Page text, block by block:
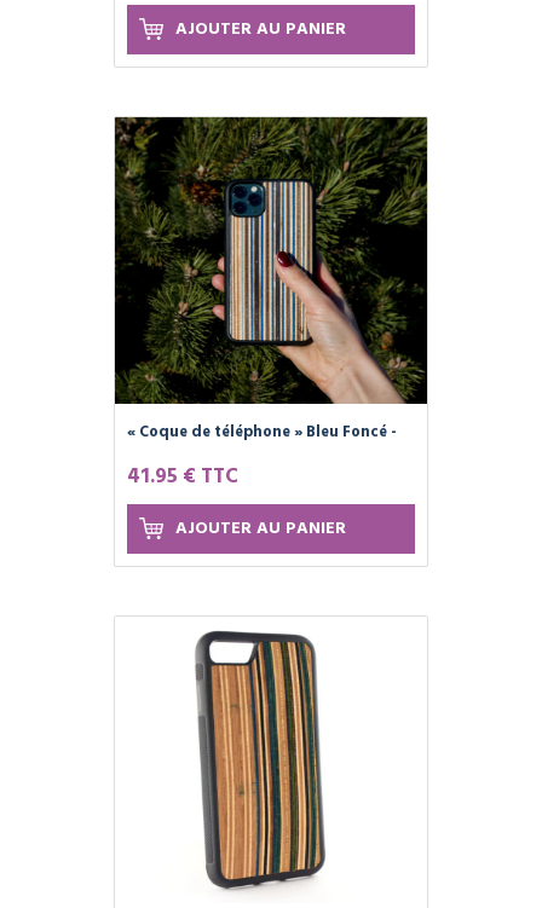
AJOUTER AU PANIER
« Coque de téléphone » Bleu Foncé -
41.95 € TTC
AJOUTER AU PANIER